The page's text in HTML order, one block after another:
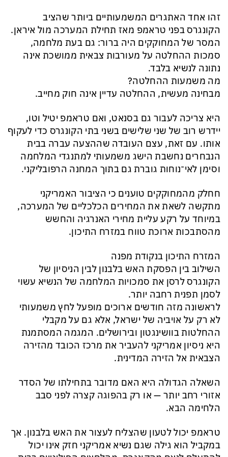
זהו אחד האתגרים המשמעותיים ביותר שהציב
הקונגרס בפני טראמפ מאז תחילת המערכה מול איראן.
המסר של המחוקקים היה ברור: גם בעת מלחמה,
סמכות ההחלטה על מעורבות צבאית ממושכת אינה
נתונה לנשיא בלבד.
מה משמעות ההחלטה?
מבחינה מעשית, ההחלטה עדיין אינה חוק מחייב.
היא צריכה לעבור גם בסנאט, ואם טראמפ יטיל וטו,
יידרש רוב של שני שלישים בשני בתי הקונגרס כדי לעקוף
אותו. עם זאת, עצם העובדה שההצעה עברה בבית
הנבחרים נחשבת הישג משמעותי למתנגדי המלחמה
וסימן לאי־נוחות גוברת גם בתוך המחנה הרפובליקני.
חחלק מהמחוקקים טוענים כי הציבור האמריקני
מתקשה לשאת את המחירים הכלכליים של המערכה,
במיוחד על רקע עליית מחירי האנרגיה והחשש
מהסתבכות ארוכת טווח במזרח התיכון.
המזרח התיכון בנקודת מפנה
השילוב בין הפסקת האש בלבנון לבין הניסיון של
הקונגרס לרסן את סמכויות המלחמה של הנשיא עשוי
לסמן תפנית רחבה יותר.
לראשונה מזה חודשים ארוכים מופעל לחץ משמעותי
לא רק על אויביה של ישראל, אלא גם על מקבלי
ההחלטות בוושינגטון ובירושלים. המגמה המסתמנת
היא ניסיון אמריקני להעביר את מרכז הכובד מהזירה
הצבאית אל הזירה המדינית.
השאלה הגדולה היא האם מדובר בתחילתו של הסדר
אזורי רחב יותר — או רק בהפוגה קצרה לפני סבב
הלחימה הבא.
טראמפ יכול לטעון שהצליח לעצור את האש בלבנון. אך
במקביל הוא גילה שגם נשיא אמריקני חזק אינו יכול